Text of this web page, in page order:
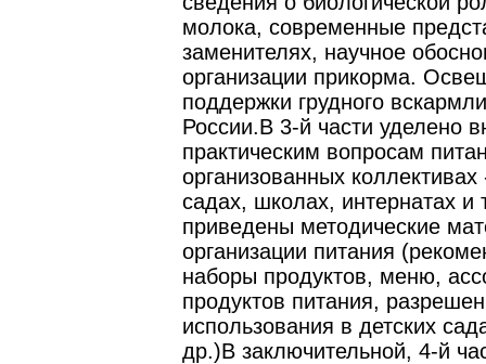
молока, современные
заменителях, научное
организации прикорма.
поддержки грудного
России.В 3-й части уделено
практическим вопросам
организованных коллективах
садах, школах, интернатах и
приведены методические
организации питания
наборы продуктов, меню,
продуктов питания,
использования в детских
др.)В заключительной, 4-й